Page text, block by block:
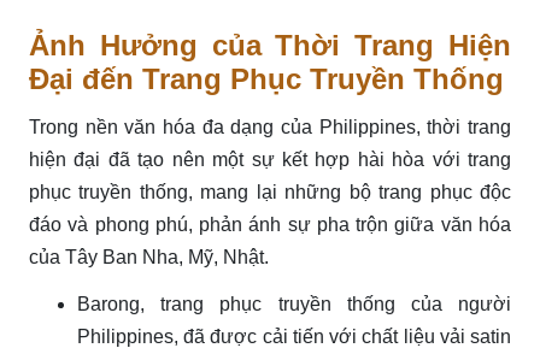
Ảnh Hưởng của Thời Trang Hiện
Đại đến Trang Phục Truyền Thống
Trong nền văn hóa đa dạng của Philippines, thời trang
hiện đại đã tạo nên một sự kết hợp hài hòa với trang
phục truyền thống, mang lại những bộ trang phục độc
đáo và phong phú, phản ánh sự pha trộn giữa văn hóa
của Tây Ban Nha, Mỹ, Nhật.
Barong, trang phục truyền thống của người
Philippines, đã được cải tiến với chất liệu vải satin